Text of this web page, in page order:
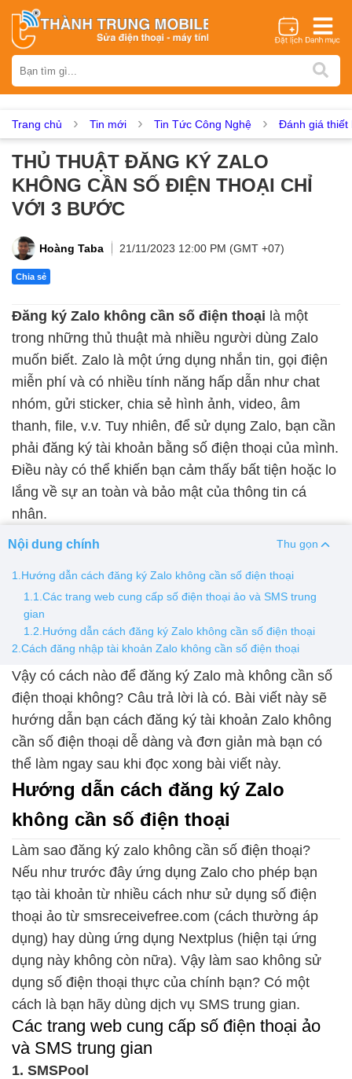
iPhone Samsung Oppo Xiaomi Realme Vivo
Asus Sony Vertu LG Tecno
Dịch vụ sửa chữa
Thay màn hình Thay pin Thay camera
Thay mic Thay rung Thay main Unlock - Mở Khoá
Màn hình Vsmart Màn hình Google Pixel
Thay pin
Pin iPhone Pin Samsumg Pin Oppo Pin Xiaomi
Pin Realme
Thay vỏ
Vỏ iPhone Vỏ Samsung Vỏ Xiaomi Vỏ Oppo
Trang chủ Tin mới Tin Tức Công Nghệ Đánh giá thiết
THỦ THUẬT ĐĂNG KÝ ZALO
KHÔNG CẦN SỐ ĐIỆN THOẠI CHỈ
VỚI 3 BƯỚC
Hoàng Taba 21/11/2023 12:00 PM (GMT +07)
Chia sẻ
Đăng ký Zalo không cần số điện thoại là một
trong những thủ thuật mà nhiều người dùng Zalo
muốn biết. Zalo là một ứng dụng nhắn tin, gọi điện
miễn phí và có nhiều tính năng hấp dẫn như chat
nhóm, gửi sticker, chia sẻ hình ảnh, video, âm
thanh, file, v.v. Tuy nhiên, để sử dụng Zalo, bạn cần
phải đăng ký tài khoản bằng số điện thoại của mình.
Điều này có thể khiến bạn cảm thấy bất tiện hoặc lo
lắng về sự an toàn và bảo mật của thông tin cá
nhân.
Nội dung chính Thu gọn
1.Hướng dẫn cách đăng ký Zalo không cần số điện thoại
1.1.Các trang web cung cấp số điện thoại ảo và SMS trung
gian
1.2.Hướng dẫn cách đăng ký Zalo không cần số điện thoại
2.Cách đăng nhập tài khoản Zalo không cần số điện thoại
Vậy có cách nào để đăng ký Zalo mà không cần số
điện thoại không? Câu trả lời là có. Bài viết này sẽ
hướng dẫn bạn cách đăng ký tài khoản Zalo không
cần số điện thoại dễ dàng và đơn giản mà bạn có
thể làm ngay sau khi đọc xong bài viết này.
Hướng dẫn cách đăng ký Zalo
không cần số điện thoại
Làm sao đăng ký zalo không cần số điện thoại?
Nếu như trước đây ứng dụng Zalo cho phép bạn
tạo tài khoản từ nhiều cách như sử dụng số điện
thoại ảo từ smsreceivefree.com (cách thường áp
dụng) hay dùng ứng dụng Nextplus (hiện tại ứng
dụng này không còn nữa). Vậy làm sao không sử
dụng số điện thoại thực của chính bạn? Có một
cách là bạn hãy dùng dịch vụ SMS trung gian.
Các trang web cung cấp số điện thoại ảo
và SMS trung gian
1. SMSPool